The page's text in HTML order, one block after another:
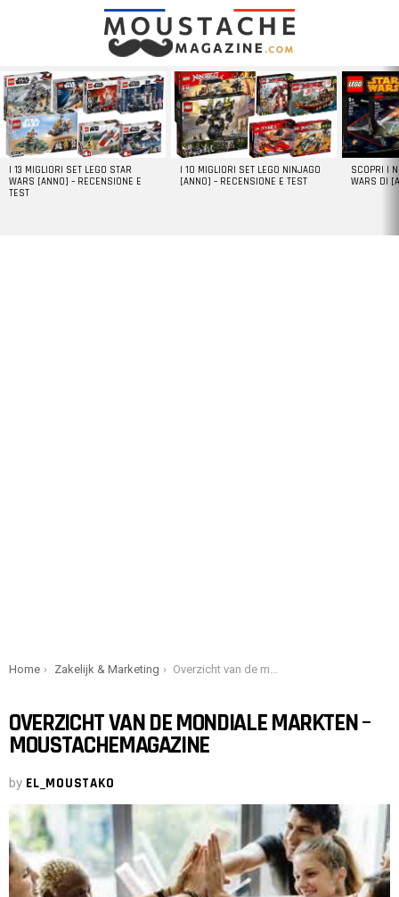
LATEST
STORIES
I 13 MIGLIORI SET LEGO STAR
WARS [ANNO] – RECENSIONE E
TEST
I 10 MIGLIORI SET LEGO NINJAGO
[ANNO] – RECENSIONE E TEST
SCOPRI I
WARS DI
You are here:
Home Zakelijk & Marketing Overzicht van de mondiale markten – Moustachemagazine
OVERZICHT VAN DE MONDIALE MARKTEN –
MOUSTACHEMAGAZINE
by EL_MOUSTAKO